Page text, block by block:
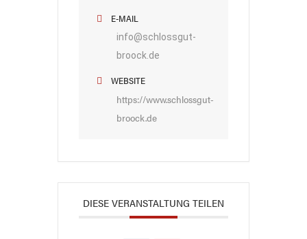
E-MAIL
info@schlossgut-
broock.de
WEBSITE
https://www.schlossgut-
broock.de
DIESE VERANSTALTUNG TEILEN